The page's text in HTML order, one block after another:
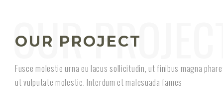
OUR PROJECT
Fusce molestie urna eu lacus sollicitudin, ut finibus magna
ut vulputate molestie. Interdum et malesuada fames